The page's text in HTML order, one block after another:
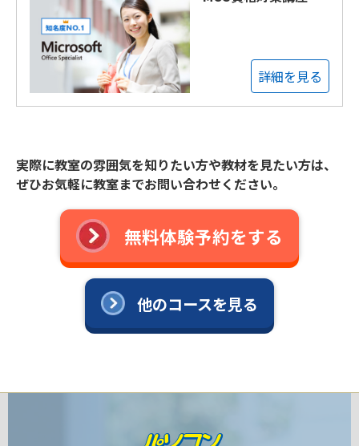
詳細を見る
実際に教室の雰囲気を知りたい方や教材を見たい方は、
ぜひお気軽に教室までお問い合わせください。
無料体験予約をする
他のコースを見る